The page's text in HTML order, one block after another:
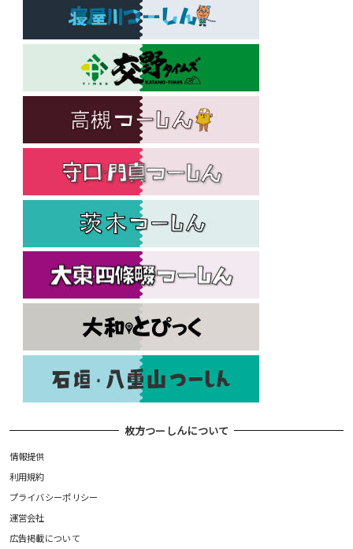
枚方つーしんについて
情報提供
利用規約
プライバシーポリシー
運営会社
広告掲載について